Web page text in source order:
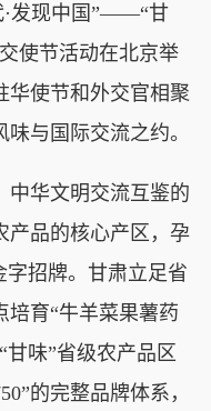
·发现中国”——“甘
使节活动在北京举
华使节和外交官相聚
与国际交流之约。
华文明交流互鉴的
产品的核心产区，孕
字招牌。甘肃立足省
培育“牛羊菜果薯药
味”省级农产品区
的完整品牌体系，